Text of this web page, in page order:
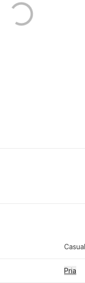
Casual
Pria